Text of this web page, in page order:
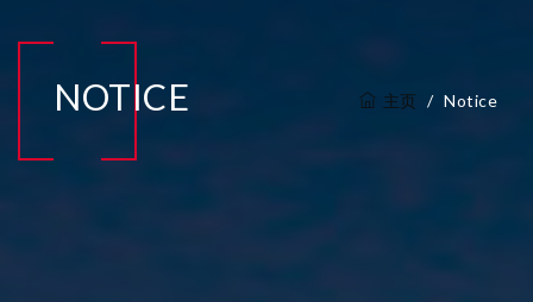
NOTICE 主页 Notice